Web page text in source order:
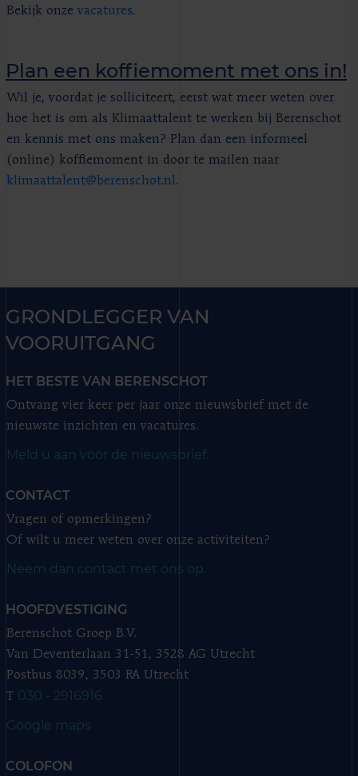
Bekijk onze vacatures.
Plan een koffiemoment met ons in!
Wil je, voordat je solliciteert, eerst wat meer weten over
hoe het is om als Klimaattalent te werken bij Berenschot
en kennis met ons maken? Plan dan een informeel
(online) koffiemoment in door te mailen naar
klimaattalent@berenschot.nl.
GRONDLEGGER VAN
VOORUITGANG
HET BESTE VAN BERENSCHOT
Ontvang vier keer per jaar onze nieuwsbrief met de
nieuwste inzichten en vacatures.
Meld u aan voor de nieuwsbrief.
CONTACT
Vragen of opmerkingen?
Of wilt u meer weten over onze activiteiten?
Neem dan contact met ons op.
HOOFDVESTIGING
Berenschot Groep B.V.
Van Deventerlaan 31-51, 3528 AG Utrecht
Postbus 8039, 3503 RA Utrecht
T 030 - 2916916
Google maps
COLOFON